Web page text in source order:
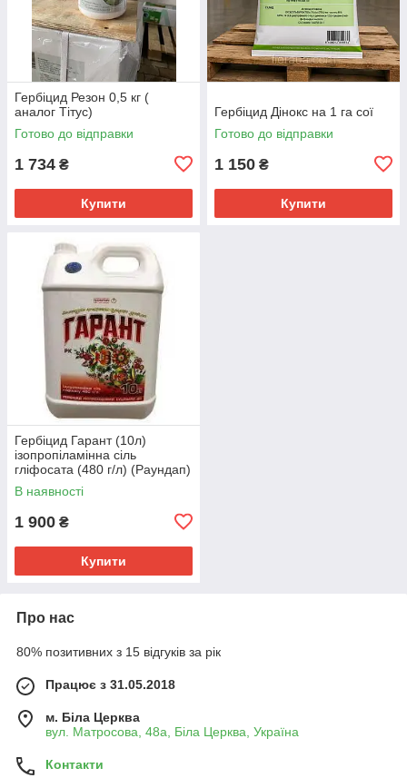
Гербіцид Резон 0,5 кг (
аналог Тітус)
Готово до відправки
1 734 ₴
Купити
Гербіцид Дінокс на 1 га сої
Готово до відправки
1 150 ₴
Купити
Гербіцид Гарант (10л)
ізопропіламінна сіль
гліфосата (480 г/л) (Раундап)
В наявності
1 900 ₴
Купити
Про нас
80% позитивних з 15 відгуків за рік
Працює з 31.05.2018
м. Біла Церква
вул. Матросова, 48а, Біла Церква, Україна
Контакти